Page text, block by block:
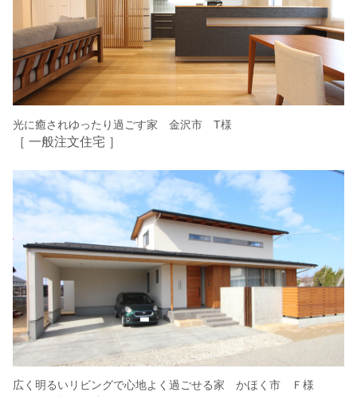
光に癒されゆったり過ごす家 金沢市 T様
［ 一般注文住宅 ］
広く明るいリビングで心地よく過ごせる家 かほく市 Ｆ様